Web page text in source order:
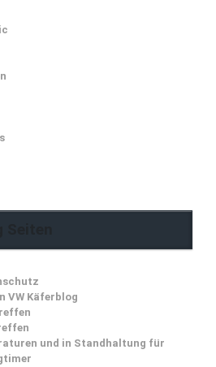
VW Käferblog
und in Standhaltung für